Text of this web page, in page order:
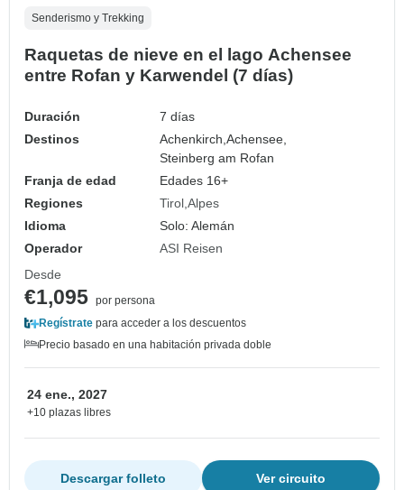
Senderismo y Trekking
Raquetas de nieve en el lago Achensee
entre Rofan y Karwendel (7 días)
Duración
7 días
Destinos
Achenkirch,Achensee,
Steinberg am Rofan
Franja de edad
Edades 16+
Regiones
Tirol Alpes
Idioma
Solo: Alemán
Operador
ASI Reisen
Desde
€1,095 por persona
Regístrate para acceder a los descuentos
Precio basado en una habitación privada doble
24 ene., 2027
+10 plazas libres
Ver circuito
Descargar folleto